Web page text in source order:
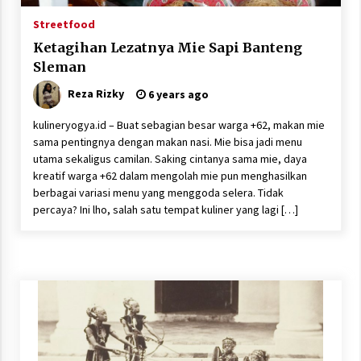
Streetfood
Ketagihan Lezatnya Mie Sapi Banteng
Sleman
Reza Rizky 6 years ago
kulineryogya.id – Buat sebagian besar warga +62, makan mie
sama pentingnya dengan makan nasi. Mie bisa jadi menu
utama sekaligus camilan. Saking cintanya sama mie, daya
kreatif warga +62 dalam mengolah mie pun menghasilkan
berbagai variasi menu yang menggoda selera. Tidak
percaya? Ini lho, salah satu tempat kuliner yang lagi […]